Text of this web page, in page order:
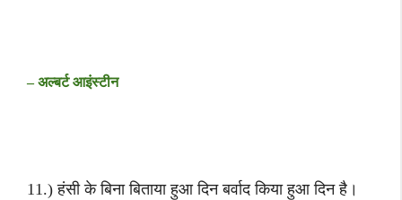
– अल्बर्ट आइंस्टीन
11.) हंसी के बिना बिताया हुआ दिन बर्वाद किया हुआ दिन है।